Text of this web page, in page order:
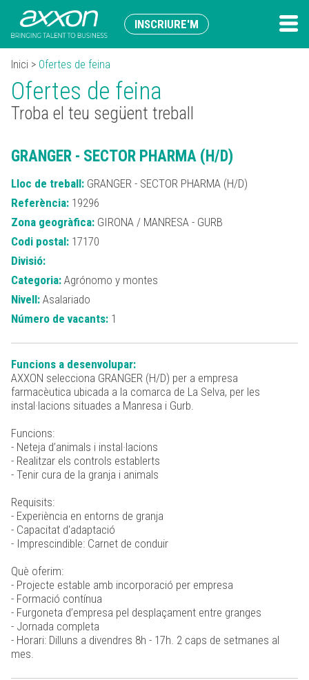
INSCRIURE'M
Inici > Ofertes de feina
Ofertes de feina
Troba el teu següent treball
GRANGER - SECTOR PHARMA (H/D)
Lloc de treball:GRANGER - SECTOR PHARMA (H/D)
Referència:19296
Zona geogràfica:GIRONA / MANRESA - GURB
Codi postal:17170
Divisió:
Categoria:Agrónomo y montes
Nivell:Asalariado
Número de vacants:1
Funcions a desenvolupar:
AXXON selecciona GRANGER (H/D) per a empresa
farmacèutica ubicada a la comarca de La Selva, per les
instal·lacions situades a Manresa i Gurb.
Funcions:
- Neteja d’animals i instal·lacions
- Realitzar els controls establerts
- Tenir cura de la granja i animals
Requisits:
- Experiència en entorns de granja
- Capacitat d'adaptació
- Imprescindible: Carnet de conduir
Què oferim:
- Projecte estable amb incorporació per empresa
- Formació contínua
- Furgoneta d’empresa pel desplaçament entre granges
- Jornada completa
- Horari: Dilluns a divendres 8h - 17h. 2 caps de setmanes al
mes.